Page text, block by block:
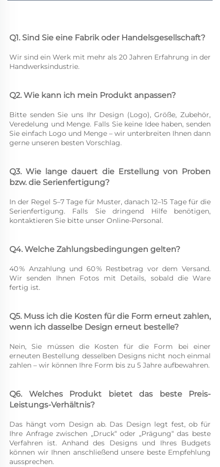
Q1. Sind Sie eine Fabrik oder Handelsgesellschaft?
Wir sind ein Werk mit mehr als 20 Jahren Erfahrung in der
Handwerksindustrie.
Q2. Wie kann ich mein Produkt anpassen?
Bitte senden Sie uns Ihr Design (Logo), Größe, Zubehör,
Veredelung und Menge. Falls Sie keine Idee haben, senden
Sie einfach Logo und Menge – wir unterbreiten Ihnen dann
gerne unseren besten Vorschlag.
Q3. Wie lange dauert die Erstellung von Proben
bzw. die Serienfertigung?
In der Regel 5–7 Tage für Muster, danach 12–15 Tage für die
Serienfertigung. Falls Sie dringend Hilfe benötigen,
kontaktieren Sie bitte unser Online-Personal.
Q4. Welche Zahlungsbedingungen gelten?
40 % Anzahlung und 60 % Restbetrag vor dem Versand.
Wir senden Ihnen Fotos mit Details, sobald die Ware
fertig ist.
Q5. Muss ich die Kosten für die Form erneut zahlen,
wenn ich dasselbe Design erneut bestelle?
Nein, Sie müssen die Kosten für die Form bei einer
erneuten Bestellung desselben Designs nicht noch einmal
Q6. Welches Produkt bietet das beste Preis-
Leistungs-Verhältnis?
Das hängt vom Design ab. Das Design legt fest, ob für
Ihre Anfrage zwischen „Druck“ oder „Prägung“ das beste
Verfahren ist. Anhand des Designs und Ihres Budgets
können wir Ihnen anschließend unsere beste Empfehlung
aussprechen.